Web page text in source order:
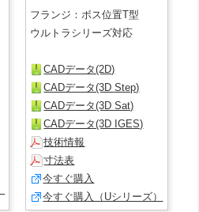
フランジ：ボス位置T型
ウルトラシリーズ対応
CADデータ(2D)
CADデータ(3D Step)
CADデータ(3D Sat)
CADデータ(3D IGES)
技術情報
寸法表
今すぐ購入
今すぐ購入（Uシリーズ）